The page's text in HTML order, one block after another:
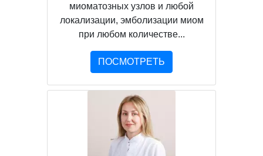
миоматозных узлов и любой
локализации, эмболизации миом
при любом количестве...
ПОСМОТРЕТЬ